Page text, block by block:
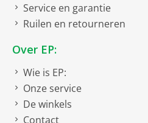
Service en garantie
Ruilen en retourneren
Over EP:
Wie is EP:
Onze service
De winkels
Contact